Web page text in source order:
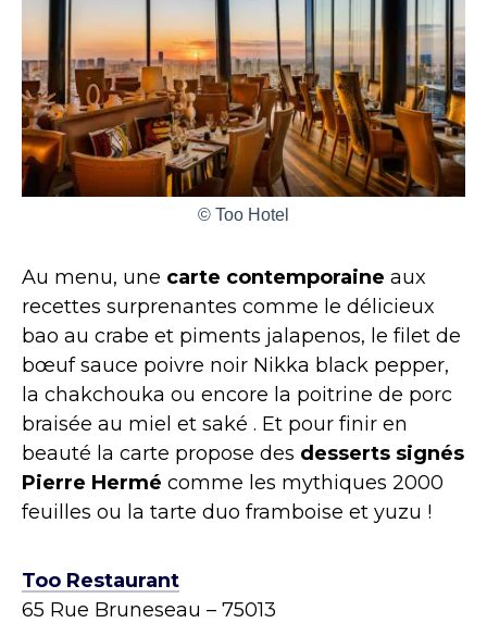
© Too Hotel
Au menu, une carte contemporaine aux
recettes surprenantes comme le délicieux
bao au crabe et piments jalapenos, le filet de
bœuf sauce poivre noir Nikka black pepper,
la chakchouka ou encore la poitrine de porc
braisée au miel et saké . Et pour finir en
beauté la carte propose des desserts signés
Pierre Hermé comme les mythiques 2000
feuilles ou la tarte duo framboise et yuzu !
Too Restaurant
65 Rue Bruneseau – 75013